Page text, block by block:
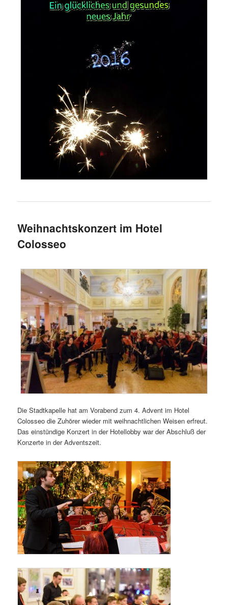
Weihnachtskonzert im Hotel
Colosseo
Die Stadtkapelle hat am Vorabend zum 4. Advent im Hotel
Colosseo die Zuhörer wieder mit weihnachtlichen Weisen erfreut.
Das einstündige Konzert in der Hotellobby war der Abschluß der
Konzerte in der Adventszeit.